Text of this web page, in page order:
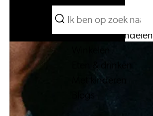
Menu
Zoeken
Wat te doen
Vanaf het water
Fietsen & wandelen
Met kinderen
Blogs
Zoeken